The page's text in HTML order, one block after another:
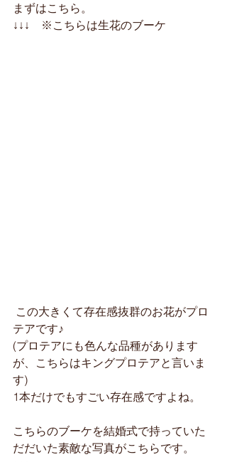
まずはこちら。
↓↓↓　※こちらは生花のブーケ
テアです♪
(プロテアにも色んな品種があります
が、こちらはキングプロテアと言いま
す)
1本だけでもすごい存在感ですよね。
こちらのブーケを結婚式で持っていた
だだいた素敵な写真がこちらです。